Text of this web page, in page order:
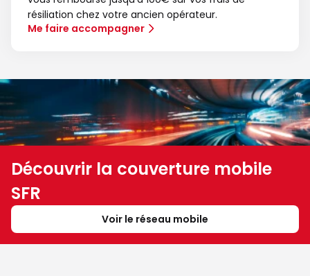
résiliation chez votre ancien opérateur.
Me faire accompagner
Découvrir la couverture mobile
SFR
Voir le réseau mobile